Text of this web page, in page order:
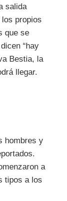
salida
propios
que se
“hay
Bestia, la
llegar.
hombres y
a
tipos a los